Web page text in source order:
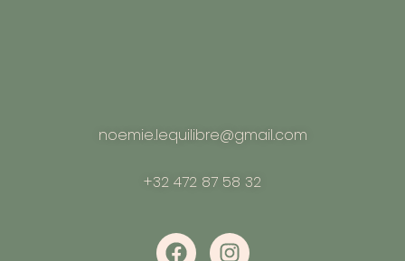
noemie.lequilibre@gmail.com
+32 472 87 58 32